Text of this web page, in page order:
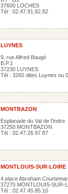
37600 LOCHES
Tél : 02.47.91.82.82
LUYNES
9, rue Alfred Baugé
B.P.1
37230 LUYNES
Tél : 3265 dites Luynes ou
MONTBAZON
Esplanade du Val de l'Indre
37250 MONTBAZON
Tél : 02.47.26.97.87
MONTLOUIS-SUR-LOIRE
4 place Abraham
37270 MONTLOUIS-SUR-
Tél : 02.47.45.85.10